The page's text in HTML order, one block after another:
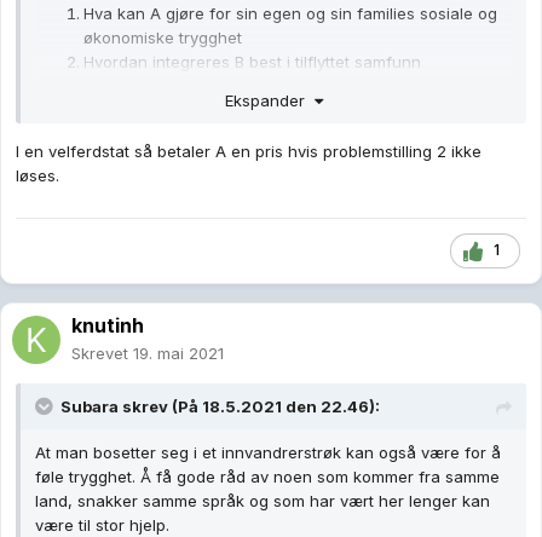
Hva kan A gjøre for sin egen og sin families sosiale og
økonomiske trygghet
Hvordan integreres B best i tilflyttet samfunn
Det er urealistisk og etisk vikarierende å forvente A å
Ekspander
I en velferdstat så betaler A en pris hvis problemstilling 2 ikke
løses.
1
knutinh
Skrevet 19. mai 2021
Subara skrev (På 18.5.2021 den 22.46):
At man bosetter seg i et innvandrerstrøk kan også være for å
føle trygghet. Å få gode råd av noen som kommer fra samme
land, snakker samme språk og som har vært her lenger kan
være til stor hjelp.